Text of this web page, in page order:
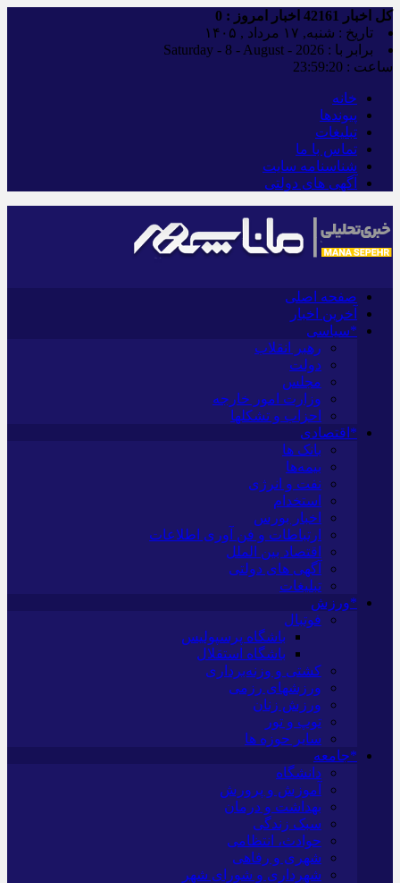
کل اخبار اخبار امروز : 0
تاریخ : شنبه, ۱۷ مرداد , ۱۴۰۵
برابر با : Saturday - 8 - August - 2026
ساعت : 23:59:21
خانه
پیوندها
تبلیغات
تماس با ما
شناسنامه سایت
آگهی های دولتی
صفحه اصلی
آخرین اخبار
*سیاسی
رهبر انقلاب
دولت
مجلس
وزارت امور خارجه
احزاب و تشکلها
*اقتصادی
بانک ها
بیمه‌ها
نفت و انرژی
استخدام
اخبار بورس
ارتباطات و فن آوری اطلاعات
اقتصاد بین الملل
آگهی های دولتی
تبلیغات
*ورزش
فوتبال
باشگاه پرسپولیس
باشگاه استقلال
کشتی و وزنه‌برداری
ورزشهای رزمی
ورزش زنان
توپ و تور
سایر حوزه ها
*جامعه
دانشگاه
آموزش و پرورش
بهداشت و درمان
سبک زندگی
حوادث، انتظامی
شهری و رفاهی
شهرداری و شورای شهر